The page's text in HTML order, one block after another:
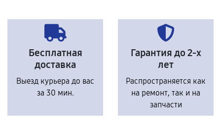
Бесплатная
доставка
Выезд курьера до вас
за 30 мин.
Гарантия до 2-х
лет
Распространяется как
на ремонт, так и на
запчасти